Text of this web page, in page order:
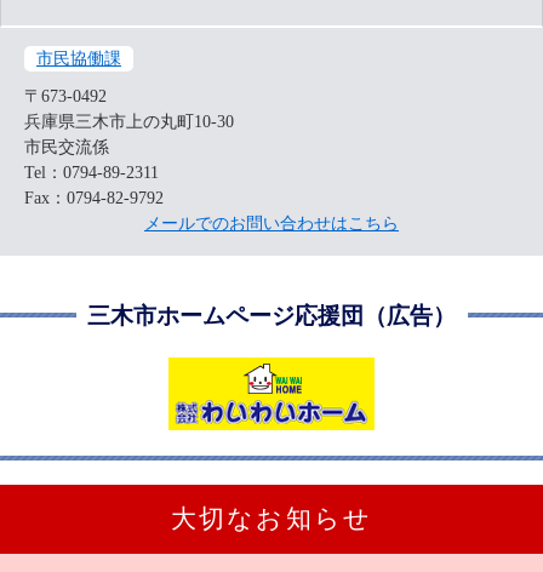
市民協働課
〒673-0492
兵庫県三木市上の丸町10-30
市民交流係
Tel：0794-89-2311
Fax：0794-82-9792
メールでのお問い合わせはこちら
三木市ホームページ応援団（広告）
大切なお知らせ